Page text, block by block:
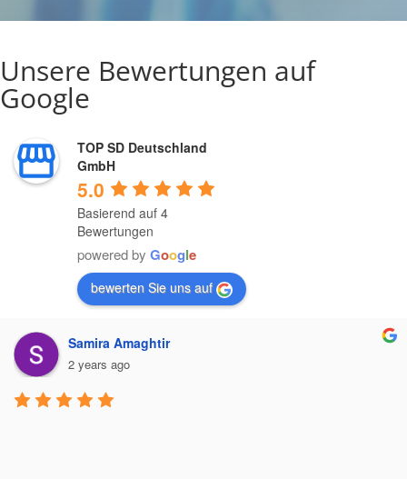
Unsere Bewertungen auf
Google
TOP SD Deutschland
GmbH
5.0
Basierend auf 4
Bewertungen
powered by Google
bewerten Sie uns auf
Samira Amaghtir
2 years ago